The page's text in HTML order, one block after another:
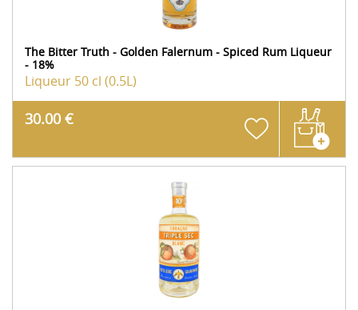
The Bitter Truth - Golden Falernum - Spiced Rum Liqueur
- 18%
Liqueur 50 cl (0.5L)
30.00 €